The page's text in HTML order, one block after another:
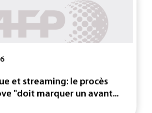
et streaming: le procès
"doit marquer un avant...